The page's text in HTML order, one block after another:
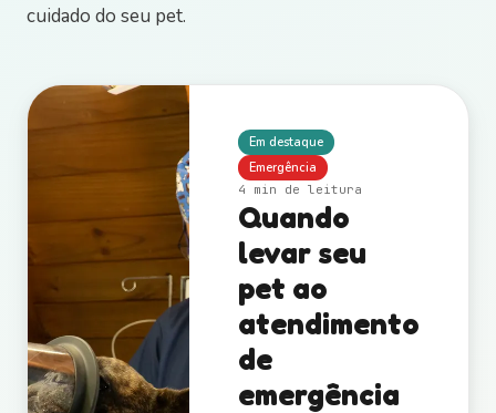
cuidado do seu pet.
Em destaque
Emergência
4 min de leitura
Quando
levar seu
pet ao
atendimento
de
emergência